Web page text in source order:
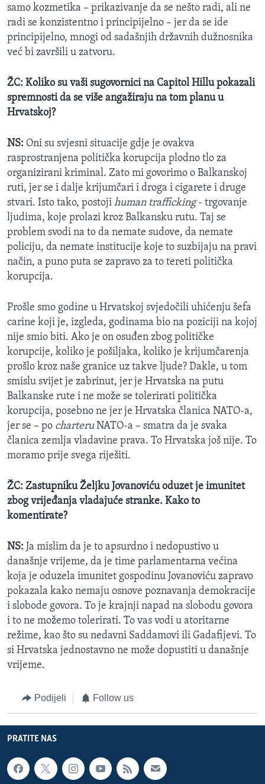
samo kozmetika – prikazivanje da se nešto radi, ali ne
radi se konzistentno i principijelno – jer da se ide
principijelno, mnogi od sadašnjih državnih dužnosnika
već bi završili u zatvoru.
ŽC: Koliko su vaši sugovornici na Capitol Hillu pokazali
spremnosti da se više angažiraju na tom planu u
Hrvatskoj?
NS: Oni su svjesni situacije gdje je ovakva
rasprostranjena politička korupcija plodno tlo za
organizirani kriminal. Zato mi govorimo o Balkanskoj
ruti, jer se i dalje krijumčari i droga i cigarete i druge
stvari. Isto tako, postoji human trafficking- trgovanje
ljudima, koje prolazi kroz Balkansku rutu. Taj se
problem svodi na to da nemate sudove, da nemate
policiju, da nemate institucije koje to suzbijaju na pravi
način, a puno puta se zapravo za to tereti politička
korupcija.
Prošle smo godine u Hrvatskoj svjedočili uhićenju šefa
carine koji je, izgleda, godinama bio na poziciji na kojoj
nije smio biti. Ako je on osuđen zbog političke
korupcije, koliko je pošiljaka, koliko je krijumčarenja
prošlo kroz naše granice uz takve ljude? Dakle, u tom
smislu svijet je zabrinut, jer je Hrvatska na putu
Balkanske rute i ne može se tolerirati politička
korupcija, posebno ne jer je Hrvatska članica NATO-a,
jer se – po charteruNATO-a – smatra da je svaka
članica zemlja vladavine prava. To Hrvatska još nije. To
moramo prije svega riješiti.
ŽC: Zastupniku Željku Jovanoviću oduzet je imunitet
zbog vrijeđanja vladajuće stranke. Kako to
komentirate?
NS: Ja mislim da je to apsurdno i nedopustivo u
današnje vrijeme, da je time parlamentarna većina
koja je oduzela imunitet gospodinu Jovanoviću zapravo
pokazala kako nemaju osnove poznavanja demokracije
i slobode govora. To je krajnji napad na slobodu govora
i to ne možemo tolerirati. To vas vodi u atoritarne
režime, kao što su nedavni Saddamovi ili Gadafijevi. To
si Hrvatska jednostavno ne može dopustiti u današnje
vrijeme.
Podijeli Follow us
PRATITE NAS